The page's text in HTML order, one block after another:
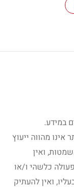
במידע.
מהווה ייעוץ
ואין
כלשהי ו/או
ואין להעתיק